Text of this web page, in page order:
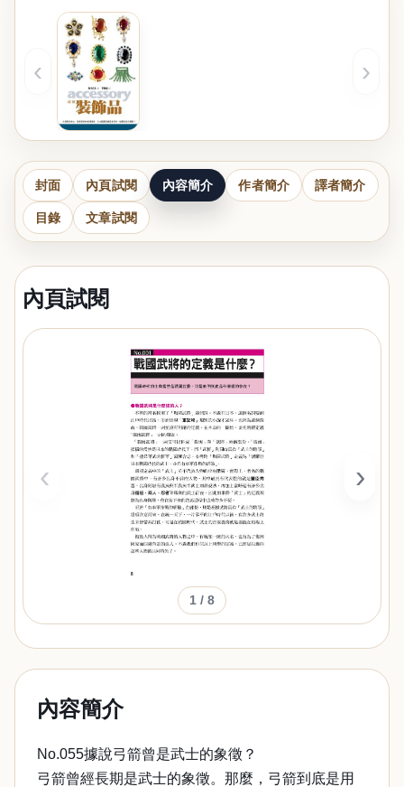
‹ ›
封面 內頁試閱 內容簡介 作者簡介 譯者簡介
目錄 文章試閱
內頁試閱
‹ ›
1 / 8
內容簡介
No.055據說弓箭曾是武士的象徵？
弓箭曾經長期是武士的象徵。那麼，弓箭到底是用